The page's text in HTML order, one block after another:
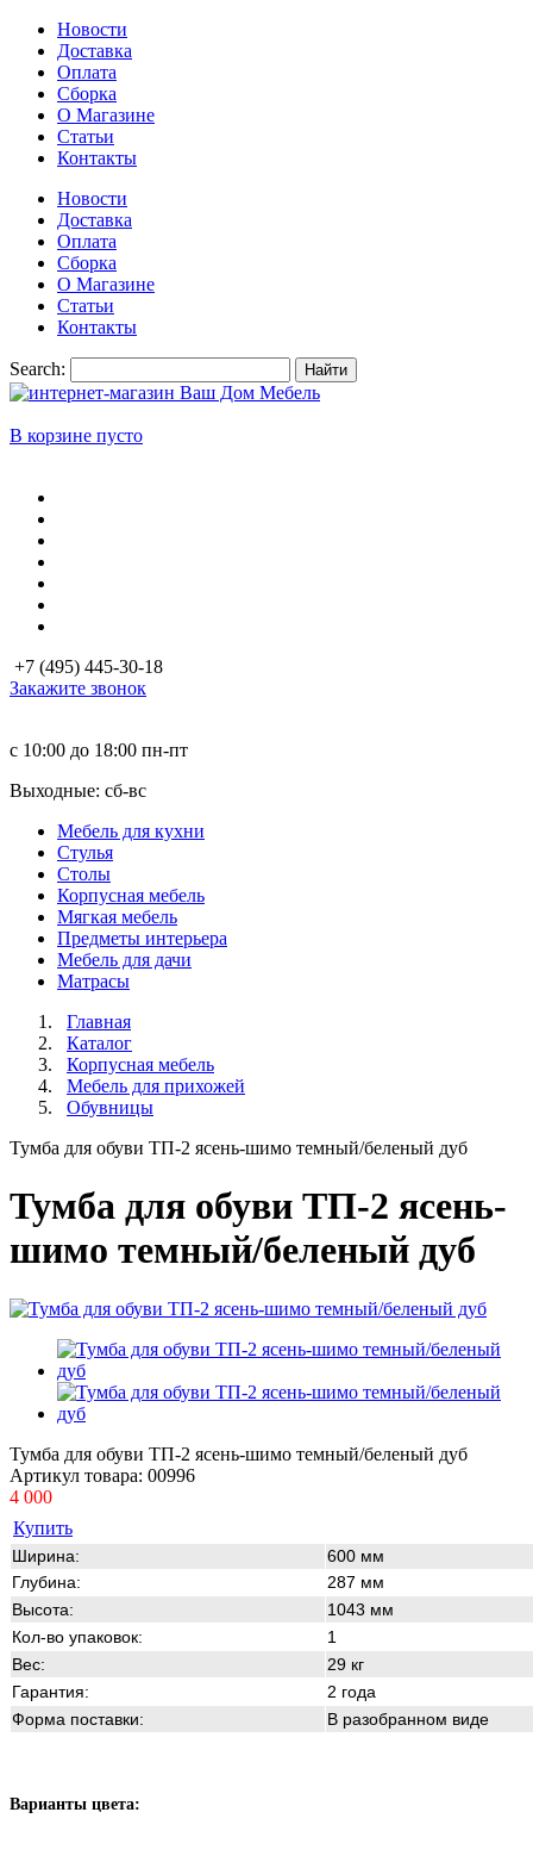
Новости
Доставка
Оплата
Сборка
О Магазине
Статьи
Контакты
Новости
Доставка
Оплата
Сборка
О Магазине
Статьи
Контакты
Search: Найти
В корзине пусто
+7 (495) 445-30-18
Закажите звонок
с 10:00 до 18:00 пн-пт
Выходные: сб-вc
Мебель для кухни
Стулья
Столы
Корпусная мебель
Мягкая мебель
Предметы интерьера
Мебель для дачи
Матраcы
Главная
Каталог
Корпусная мебель
Мебель для прихожей
Обувницы
Тумба для обуви ТП-2 ясень-шимо темный/беленый дуб
Тумба для обуви ТП-2 ясень-
шимо темный/беленый дуб
Тумба для обуви ТП-2 ясень-шимо темный/беленый дуб
Артикул товара: 00996
4 000
Купить
Ширина:
600 мм
Глубина:
287 мм
Высота:
1043 мм
Кол-во упаковок:
1
Вес:
29 кг
Гарантия:
2 года
Форма поставки:
В разобранном виде
Варианты цвета: